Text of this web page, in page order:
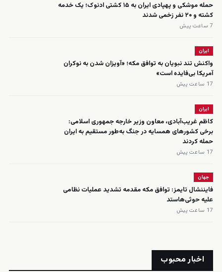
حمله موشکی و پهپادی ایران به ۱۵ کشتی ادنوک؛ یک خدمه
کشته و ۲۰ نفر زخمی شدند
7 ساعت پیش
ایران
واکنش تند نبویان به توافق مکه؛ «آویزان شدن به نوکران
آمریکا بی‌فایده است»
17 ساعت پیش
ایران
کاظم غریب‌آبادی، معاون وزیر خارجه جمهوری اسلامی:
برخی کشورهای همسایه در جنگ به‌طور مستقیم به ایران
حمله کردند
17 ساعت پیش
جهان
فایننشال تایمز: توافق مکه مقدمه تشدید عملیات نظامی
علیه حوثی‌هاستد
17 ساعت پیش
اخبار محبوب